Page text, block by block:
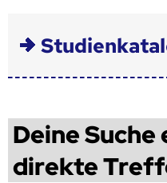
Deine Suche
direkte